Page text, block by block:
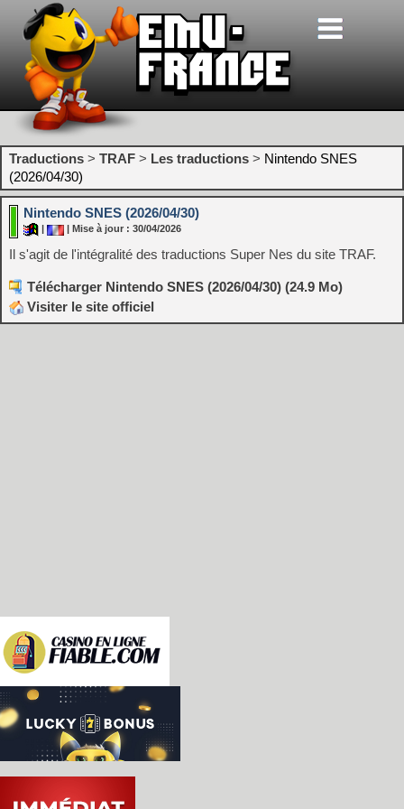
Traductions > TRAF > Les traductions > Nintendo SNES
(2026/04/30)
Nintendo SNES (2026/04/30)
| Mise à jour : 30/04/2026
Il s'agit de l'intégralité des traductions Super Nes du site TRAF.
Télécharger Nintendo SNES (2026/04/30) (24.9 Mo)
Visiter le site officiel